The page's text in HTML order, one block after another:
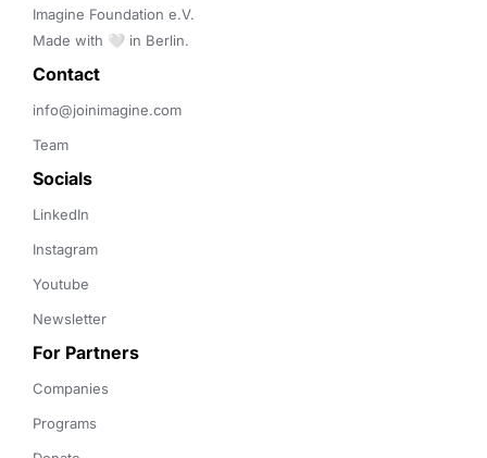
Imagine Foundation e.V.
Made with 🤍 in Berlin.
Contact
info@joinimagine.com
Team
Socials
LinkedIn
Instagram
Youtube
Newsletter
For Partners
Companies
Programs